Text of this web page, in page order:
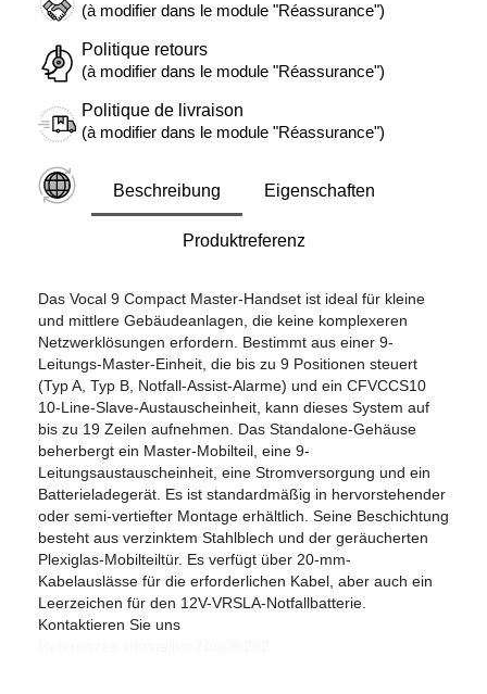
(à modifier dans le module "Réassurance")
Politique retours
(à modifier dans le module "Réassurance")
Politique de livraison
(à modifier dans le module "Réassurance")
Beschreibung Eigenschaften
Produktreferenz
Das Vocal 9 Compact Master-Handset ist ideal für kleine
und mittlere Gebäudeanlagen, die keine komplexeren
Netzwerklösungen erfordern. Bestimmt aus einer 9-
Leitungs-Master-Einheit, die bis zu 9 Positionen steuert
(Typ A, Typ B, Notfall-Assist-Alarme) und ein CFVCCS10
10-Line-Slave-Austauscheinheit, kann dieses System auf
bis zu 19 Zeilen aufnehmen. Das Standalone-Gehäuse
beherbergt ein Master-Mobilteil, eine 9-
Leitungsaustauscheinheit, eine Stromversorgung und ein
Batterieladegerät. Es ist standardmäßig in hervorstehender
oder semi-vertiefter Montage erhältlich. Seine Beschichtung
besteht aus verzinktem Stahlblech und der geräucherten
Plexiglas-Mobilteiltür. Es verfügt über 20-mm-
Kabelauslässe für die erforderlichen Kabel, aber auch ein
Leerzeichen für den 12V-VRSLA-Notfallbatterie.
Kontaktieren Sie uns